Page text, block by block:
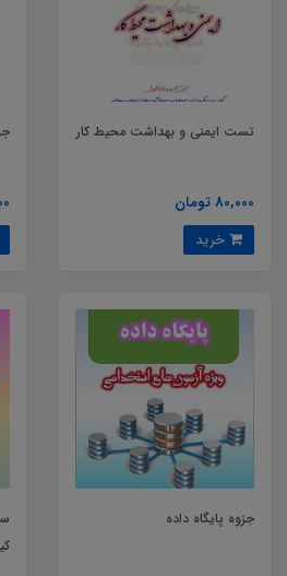
تست ایمنی و بهداشت محیط کار
80,000 تومان
جزوه پایگاه داده